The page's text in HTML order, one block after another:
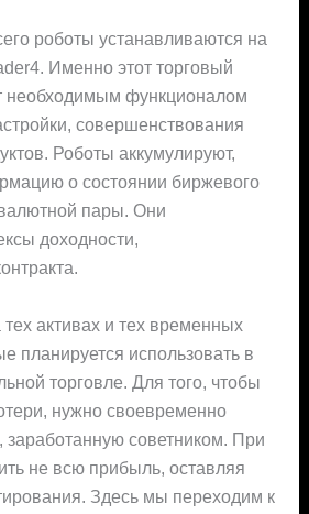
роботы устанавливаются на
Именно этот торговый
необходимым функционалом
совершенствования
Роботы аккумулируют,
о состоянии биржевого
пары. Они
доходности,
активах и тех временных
планируется использовать в
торговле. Для того, чтобы
нужно своевременно
советником. При
не всю прибыль, оставляя
Здесь мы переходим к